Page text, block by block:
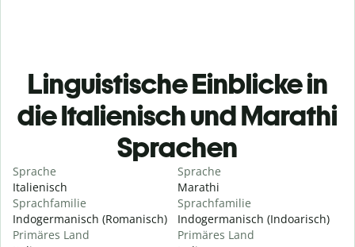
Linguistische Einblicke in
die Italienisch und Marathi
Sprachen
Sprache
Italienisch
Sprachfamilie
Indogermanisch (Romanisch)
Primäres Land
Sprache
Marathi
Sprachfamilie
Indogermanisch (Indoarisch)
Primäres Land